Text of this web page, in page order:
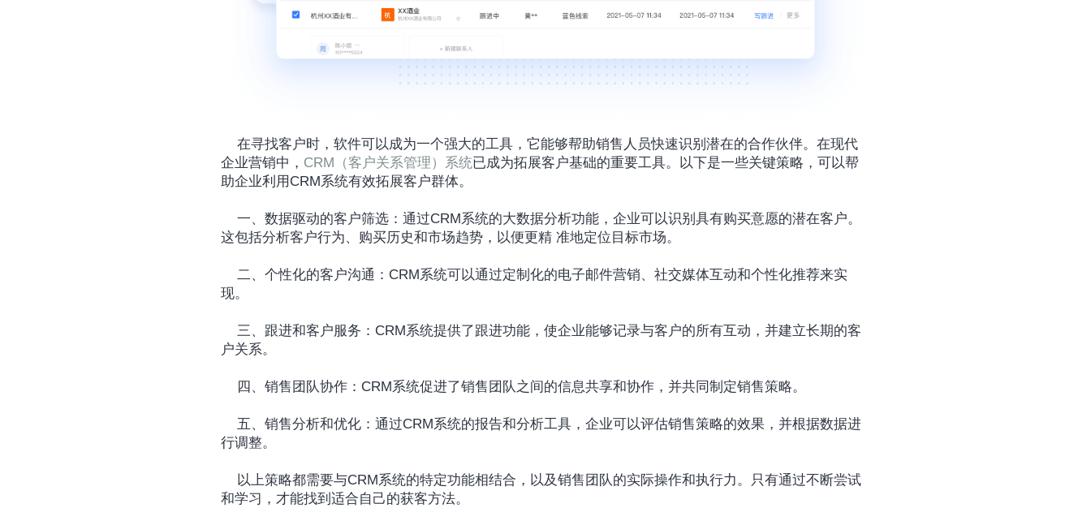
企业营销中， CRM（客户关系管理）系统已成为拓展客户基础的重要工具。以下是一些关键策略，可以帮
助企业利用CRM系统有效拓展客户群体。
这包括分析客户行为、购买历史和市场趋势，以便更精 准地定位目标市场。
现。
户关系。
	四、销售团队协作：CRM系统促进了销售团队之间的信息共享和协作，并共同制定销售策略。
行调整。
和学习，才能找到适合自己的获客方法。